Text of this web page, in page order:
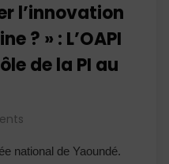
l’innovation
? » : L’OAPI
de la PI au
national de Yaoundé.